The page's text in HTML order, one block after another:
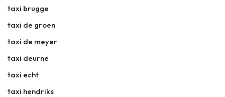
taxi brugge
taxi de groen
taxi de meyer
taxi deurne
taxi echt
taxi hendriks